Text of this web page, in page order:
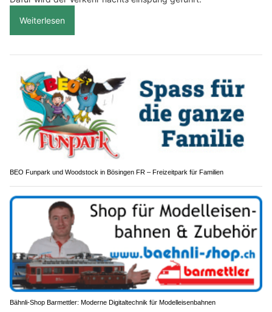
Weiterlesen
BEO Funpark und Woodstock in Bösingen FR – Freizeitpark für Familien
Bähnli-Shop Barmettler: Moderne Digitaltechnik für Modelleisenbahnen